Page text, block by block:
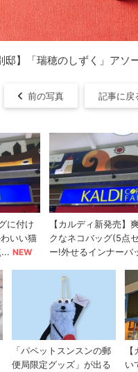
邸】「瑞穂のしずく」アソ
前の写真 記事に戻